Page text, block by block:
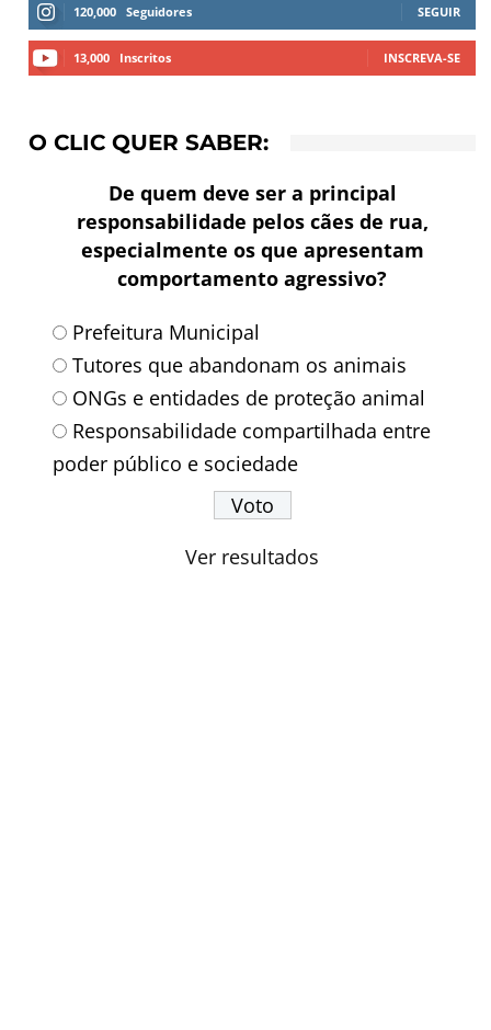
120,000 Seguidores SEGUIR
13,000 Inscritos INSCREVA-SE
O CLIC QUER SABER:
De quem deve ser a principal
responsabilidade pelos cães de rua,
especialmente os que apresentam
comportamento agressivo?
Prefeitura Municipal
Tutores que abandonam os animais
ONGs e entidades de proteção animal
Responsabilidade compartilhada entre
poder público e sociedade
Ver resultados